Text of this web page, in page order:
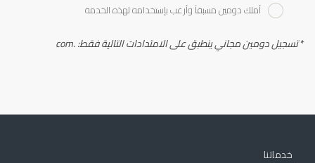
أملك دومين مسبقاً وأرغب بإستخدامه لهذه الخدمة
*تسجيل دومين مجاني ينطبق على الامتدادات التالية فقط: .com
خدماتنا